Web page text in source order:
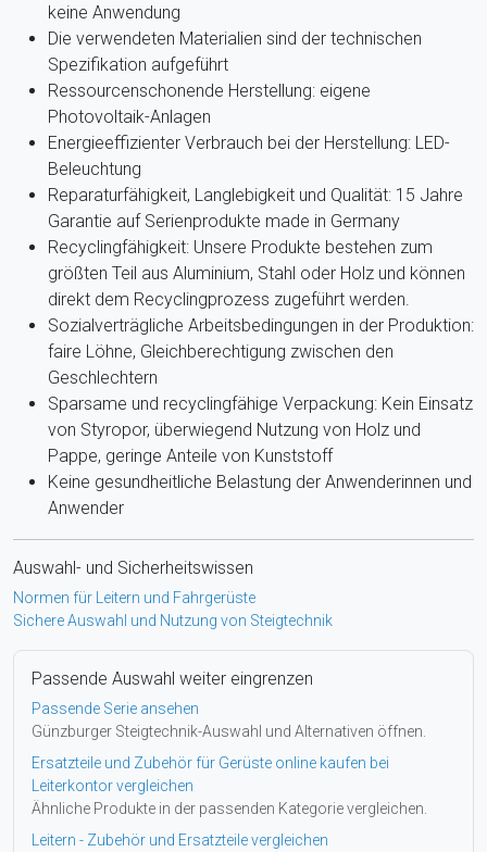
keine Anwendung
Die verwendeten Materialien sind der technischen
Spezifikation aufgeführt
Ressourcenschonende Herstellung: eigene
Photovoltaik-Anlagen
Energieeffizienter Verbrauch bei der Herstellung: LED-
Beleuchtung
Reparaturfähigkeit, Langlebigkeit und Qualität: 15 Jahre
Garantie auf Serienprodukte made in Germany
Recyclingfähigkeit: Unsere Produkte bestehen zum
größten Teil aus Aluminium, Stahl oder Holz und können
direkt dem Recyclingprozess zugeführt werden.
Sozialverträgliche Arbeitsbedingungen in der Produktion:
faire Löhne, Gleichberechtigung zwischen den
Geschlechtern
Sparsame und recyclingfähige Verpackung: Kein Einsatz
von Styropor, überwiegend Nutzung von Holz und
Pappe, geringe Anteile von Kunststoff
Keine gesundheitliche Belastung der Anwenderinnen und
Anwender
Auswahl- und Sicherheitswissen
Normen für Leitern und Fahrgerüste
Sichere Auswahl und Nutzung von Steigtechnik
Passende Auswahl weiter eingrenzen
Passende Serie ansehen
Günzburger Steigtechnik-Auswahl und Alternativen öffnen.
Ersatzteile und Zubehör für Gerüste online kaufen bei
Leiterkontor vergleichen
Ähnliche Produkte in der passenden Kategorie vergleichen.
Leitern - Zubehör und Ersatzteile vergleichen